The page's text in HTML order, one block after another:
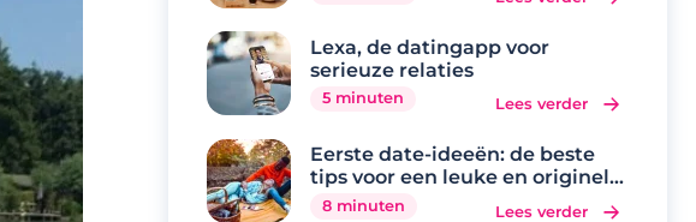
gespreksonderwerpen
Lexa, de datingapp voor
serieuze relaties
5 minuten Lees verder
Eerste date-ideeën: de beste
tips voor een leuke en originele
eerste date
8 minuten Lees verder